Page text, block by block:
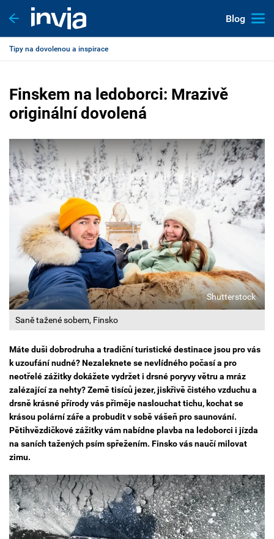
Blog
Tipy na dovolenou a inspirace
Finskem na ledoborci: Mrazivě
originální dovolená
Saně tažené sobem, Finsko
Shutterstock
Máte duši dobrodruha a tradiční turistické destinace jsou pro vás
k uzoufání nudné? Nezaleknete se nevlídného počasí a pro
neotřelé zážitky dokážete vydržet i drsné poryvy větru a mráz
zalézající za nehty? Země tisíců jezer, jiskřivě čistého vzduchu a
drsně krásné přírody vás přiměje naslouchat tichu, kochat se
krásou polární záře a probudit v sobě vášeň pro saunování.
Pětihvězdičkové zážitky vám nabídne plavba na ledoborci i jízda
na saních tažených psím spřežením. Finsko vás naučí milovat
zimu.